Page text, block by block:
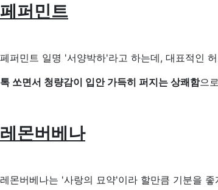
페퍼민트
페퍼민트 일명 '서양박하'라고 하는데, 대표적인
톡 쏘면서 청량감이 입안 가득히 퍼지는 상쾌함으
레몬버베나
레몬버베나는 '사랑의 묘약'이라 할만큼 기분을